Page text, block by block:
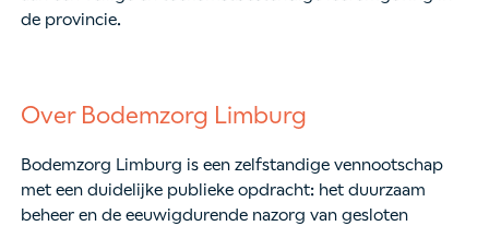
de provincie.
Over Bodemzorg Limburg
Bodemzorg Limburg is een zelfstandige vennootschap
met een duidelijke publieke opdracht: het duurzaam
beheer en de eeuwigdurende nazorg van gesloten